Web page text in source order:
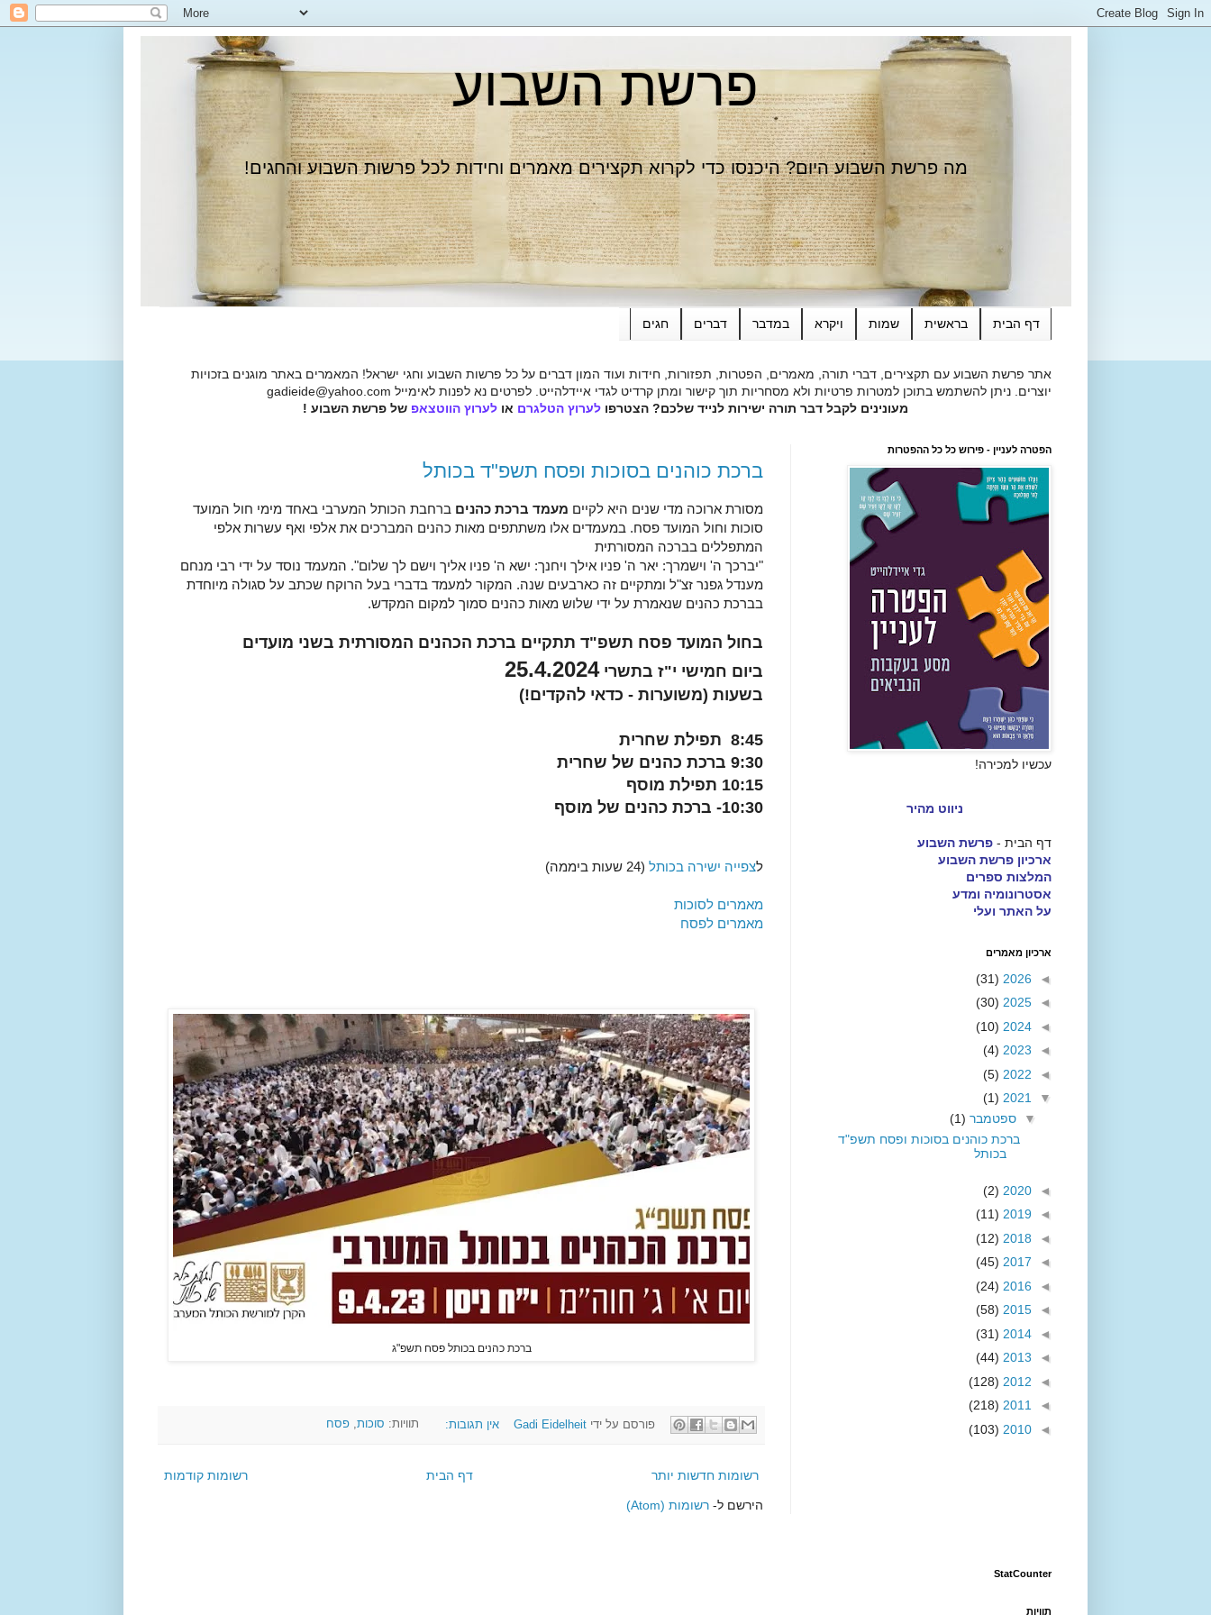
פרשת השבוע
מה פרשת השבוע היום? היכנסו כדי לקרוא תקצירים מאמרים וחידות לכל פרשות השבוע והחגים!
דף הבית בראשית שמות ויקרא במדבר דברים חגים
אתר פרשת השבוע עם תקצירים, דברי תורה, מאמרים, הפטרות, תפזורות, חידות ועוד המון דברים על כל פרשות השבוע וחגי ישראל! המאמרים באתר מוגנים בזכויות
יוצרים. ניתן להשתמש בתוכן למטרות פרטיות ולא מסחריות תוך קישור ומתן קרדיט לגדי איידלהייט. לפרטים נא לפנות לאימייל gadieide@yahoo.com
מעונינים לקבל דבר תורה ישירות לנייד שלכם? הצטרפו לערוץ הטלגרם או לערוץ הווטצאפ של פרשת השבוע !
ברכת כוהנים בסוכות ופסח תשפ"ד בכותל
מסורת ארוכה מדי שנים היא לקיים מעמד ברכת כהנים ברחבת הכותל המערבי באחד מימי חול המועד
סוכות וחול המועד פסח. במעמדים אלו משתתפים מאות כהנים המברכים את אלפי ואף עשרות אלפי
המתפללים בברכה המסורתית
"יברכך ה' וישמרך: יאר ה' פניו אילך ויחנך: ישא ה' פניו אליך וישם לך שלום". המעמד נוסד על ידי רבי מנחם
מענדל גפנר זצ"ל ומתקיים זה כארבעים שנה. המקור למעמד בדברי בעל הרוקח שכתב על סגולה מיוחדת
בברכת כהנים שנאמרת על ידי שלוש מאות כהנים סמוך למקום המקדש.
בחול המועד פסח תשפ"ד תתקיים ברכת הכהנים המסורתית בשני מועדים
ביום חמישי י"ז בתשרי25.4.2024
בשעות (משוערות - כדאי להקדים!)
8:45 תפילת שחרית
9:30 ברכת כהנים של שחרית
10:15 תפילת מוסף
10:30- ברכת כהנים של מוסף
לצפייה ישירה בכותל (24 שעות ביממה)
מאמרים לסוכות
מאמרים לפסח
ברכת כהנים בכותל פסח תשפ"ג
פורסם על ידי Gadi Eidelheit אין תגובות: תוויות: סוכות,פסח
רשומות חדשות יותר רשומות קודמות דף הבית
הירשם ל- רשומות (Atom)
הפטרה לעניין - פירוש כל כל ההפטרות
עכשיו למכירה!
ניווט מהיר
דף הבית - פרשת השבוע
ארכיון פרשת השבוע
המלצות ספרים
אסטרונומיה ומדע
על האתר ועלי
ארכיון מאמרים
◄
2026
(31)
◄
2025
(30)
◄
2024
(10)
◄
2023
(4)
◄
2022
(5)
▼
2021
(1)
▼ ספטמבר (1)
ברכת כוהנים בסוכות ופסח תשפ"ד
בכותל
◄
2020
(2)
◄
2019
(11)
◄
2018
(12)
◄
2017
(45)
◄
2016
(24)
◄
2015
(58)
◄
2014
(31)
◄
2013
(44)
◄
2012
(128)
◄
2011
(218)
◄
2010
(103)
StatCounter
תוויות